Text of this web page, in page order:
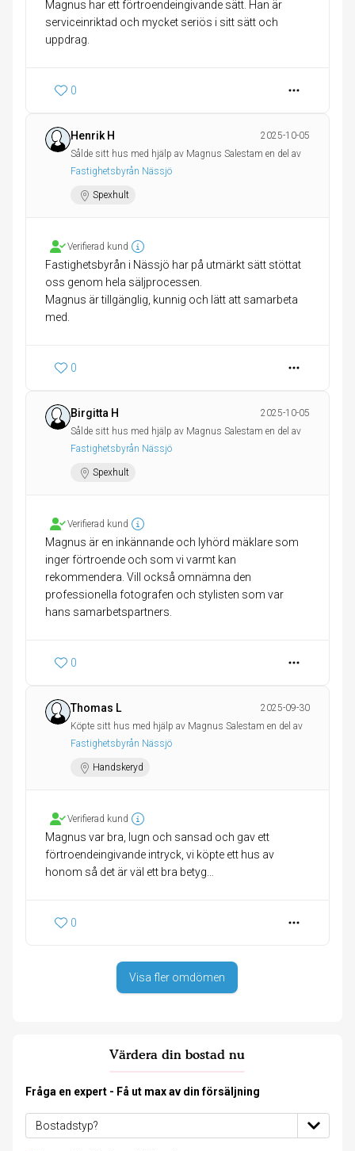
Magnus har ett förtroendeingivande sätt. Han är
serviceinriktad och mycket seriös i sitt sätt och
uppdrag.
0
Henrik H
2025-10-05
Sålde sitt hus med hjälp av Magnus Salestam en del av
Fastighetsbyrån Nässjö
Spexhult
Verifierad kund
Fastighetsbyrån i Nässjö har på utmärkt sätt stöttat
oss genom hela säljprocessen.
Magnus är tillgänglig, kunnig och lätt att samarbeta
med.
0
Birgitta H
2025-10-05
Sålde sitt hus med hjälp av Magnus Salestam en del av
Fastighetsbyrån Nässjö
Spexhult
Verifierad kund
Magnus är en inkännande och lyhörd mäklare som
inger förtroende och som vi varmt kan
rekommendera. Vill också omnämna den
professionella fotografen och stylisten som var
hans samarbetspartners.
0
Thomas L
2025-09-30
Köpte sitt hus med hjälp av Magnus Salestam en del av
Fastighetsbyrån Nässjö
Handskeryd
Verifierad kund
Magnus var bra, lugn och sansad och gav ett
förtroendeingivande intryck, vi köpte ett hus av
honom så det är väl ett bra betyg…
0
Visa fler omdömen
Värdera din bostad nu
Fråga en expert - Få ut max av din försäljning